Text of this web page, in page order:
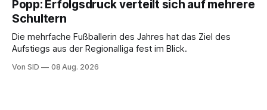
Popp: Erfolgsdruck verteilt sich auf mehrere
Schultern
Die mehrfache Fußballerin des Jahres hat das Ziel des
Aufstiegs aus der Regionalliga fest im Blick.
Von SID 08 Aug. 2026